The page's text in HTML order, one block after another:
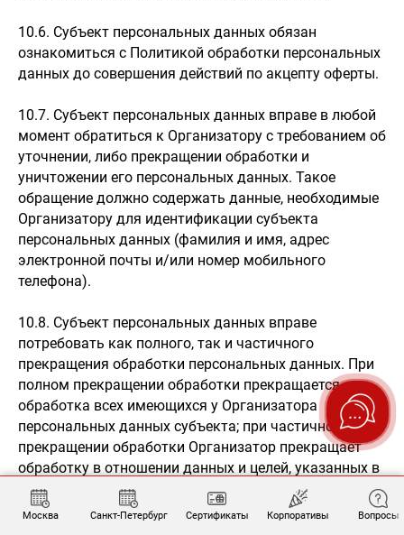
Москва Санкт-Петербург Сертификаты Корпоративы Вопросы
10.6. Субъект персональных данных обязан
ознакомиться с Политикой обработки персональных
данных до совершения действий по акцепту оферты.
10.7. Субъект персональных данных вправе в любой
момент обратиться к Организатору с требованием об
уточнении, либо прекращении обработки и
уничтожении его персональных данных. Такое
обращение должно содержать данные, необходимые
Организатору для идентификации субъекта
персональных данных (фамилия и имя, адрес
электронной почты и/или номер мобильного
телефона).
10.8. Субъект персональных данных вправе
потребовать как полного, так и частичного
прекращения обработки персональных данных. При
полном прекращении обработки прекращается
обработка всех имеющихся у Организатора
персональных данных субъекта; при частичном
прекращении обработки Организатор прекращает
обработку в отношении данных и целей, указанных в
обращении субъекта, обработка в отношении других
данных и целей продолжается.